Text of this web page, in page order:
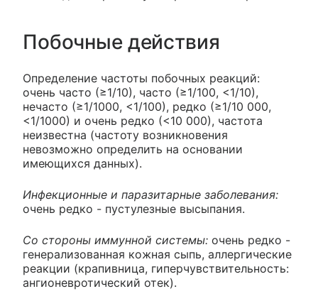
Побочные действия
Определение частоты побочных реакций:
очень часто (≥1/10), часто (≥1/100, <1/10),
нечасто (≥1/1000, <1/100), редко (≥1/10 000,
<1/1000) и очень редко (<10 000), частота
неизвестна (частоту возникновения
невозможно определить на основании
имеющихся данных).
Инфекционные и паразитарные заболевания:
очень редко - пустулезные высыпания.
Со стороны иммунной системы: очень редко -
генерализованная кожная сыпь, аллергические
реакции (крапивница, гиперчувствительность:
ангионевротический отек).